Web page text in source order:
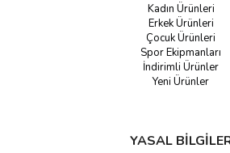
Kadın Ürünleri
Erkek Ürünleri
Çocuk Ürünleri
Spor Ekipmanları
İndirimli Ürünler
Yeni Ürünler
YASAL